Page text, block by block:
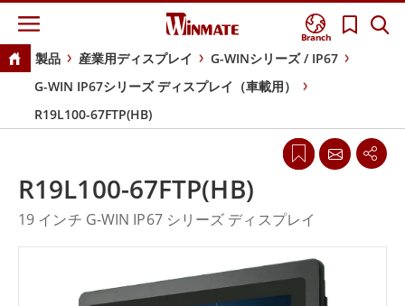
Branch
製品 産業用ディスプレイ
G-WINシリーズ / IP67
G-WIN IP67シリーズ ディスプレイ（車載用）
R19L100-67FTP(HB)
R19L100-67FTP(HB)
19 インチ G-WIN IP67 シリーズ ディスプレイ